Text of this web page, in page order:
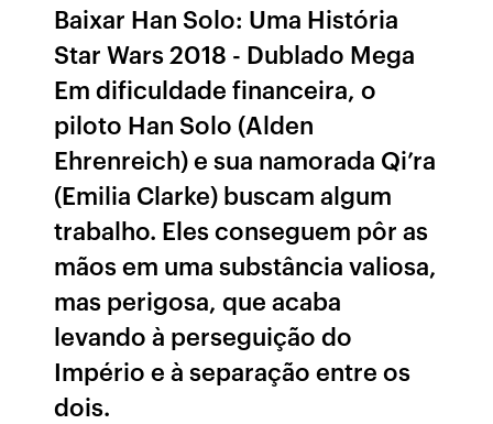
Baixar Han Solo: Uma História
Star Wars 2018 - Dublado Mega
Em dificuldade financeira, o
piloto Han Solo (Alden
Ehrenreich) e sua namorada Qi’ra
(Emilia Clarke) buscam algum
trabalho. Eles conseguem pôr as
mãos em uma substância valiosa,
mas perigosa, que acaba
levando à perseguição do
Império e à separação entre os
dois.